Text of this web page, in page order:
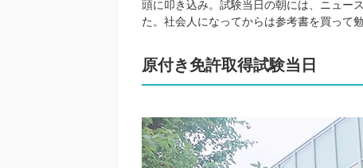
頭に叩き込み。試験当日の朝には、ニュー
た。社会人になってからは参考書を買って
原付き免許取得試験当日